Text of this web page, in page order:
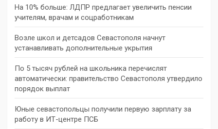
На 10% больше: ЛДПР предлагает увеличить пенсии
учителям, врачам и соцработникам
Возле школ и детсадов Севастополя начнут
устанавливать дополнительные укрытия
По 5 тысяч рублей на школьника перечислят
автоматически: правительство Севастополя утвердило
порядок выплат
Юные севастопольцы получили первую зарплату за
работу в ИТ-центре ПСБ